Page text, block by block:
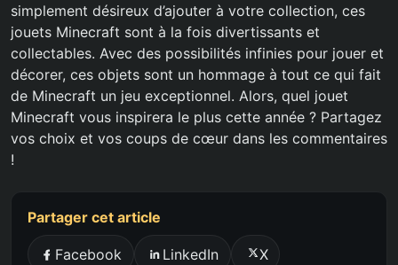
simplement désireux d’ajouter à votre collection, ces
jouets Minecraft sont à la fois divertissants et
collectables. Avec des possibilités infinies pour jouer et
décorer, ces objets sont un hommage à tout ce qui fait
de Minecraft un jeu exceptionnel. Alors, quel jouet
Minecraft vous inspirera le plus cette année ? Partagez
vos choix et vos coups de cœur dans les commentaires
!
Partager cet article
Facebook LinkedIn X